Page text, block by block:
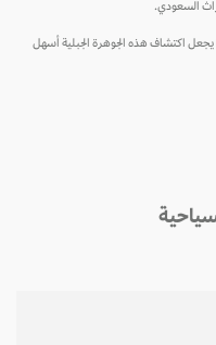
السعودي.
اكتشاف هذه الجوهرة الجبلية أسهل